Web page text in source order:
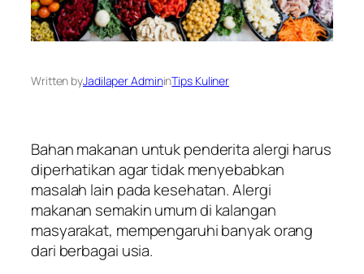
Written byJadilaper AdmininTips Kuliner
Bahan makanan untuk penderita alergi harus
diperhatikan agar tidak menyebabkan
masalah lain pada kesehatan. Alergi
makanan semakin umum di kalangan
masyarakat, mempengaruhi banyak orang
dari berbagai usia.